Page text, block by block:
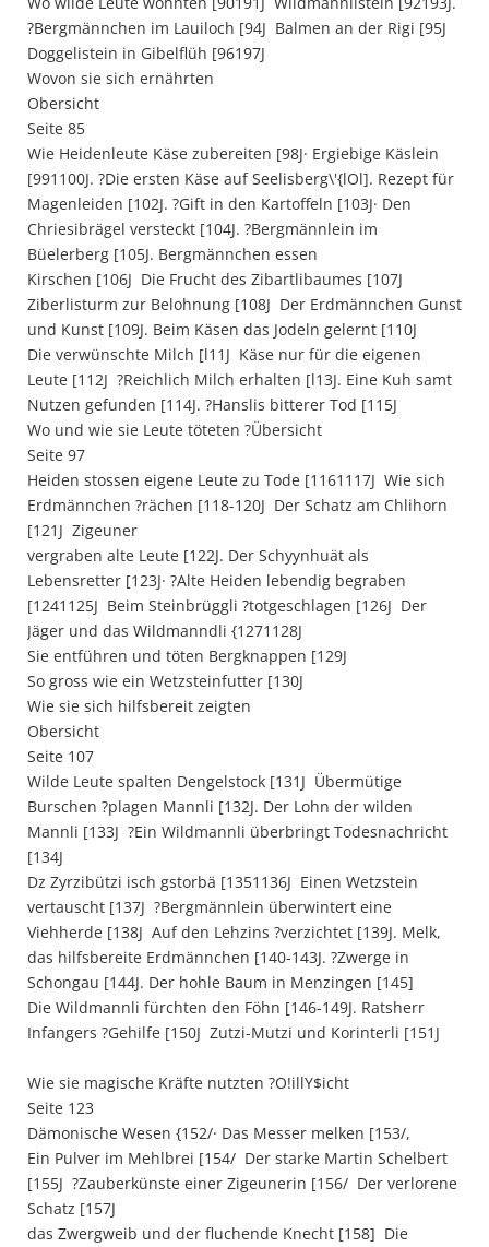
?Bergmännchen im Lauiloch [94J  Balmen an der Rigi [95J 
Doggelistein in Gibelflüh [96197J
Wovon sie sich ernährten
Obersicht
Seite 85
Wie Heidenleute Käse zubereiten [98J· Ergiebige Käslein
[991100J. ?Die ersten Käse auf Seelisberg\'{lOl]. Rezept für
Magenleiden [102J. ?Gift in den Kartoffeln [103J· Den
Chriesibrägel versteckt [104J. ?Bergmännlein im
Büelerberg [105J. Bergmännchen essen
Kirschen [106J  Die Frucht des Zibartlibaumes [107J 
Ziberlisturm zur Belohnung [108J  Der Erdmännchen Gunst
und Kunst [109J. Beim Käsen das Jodeln gelernt [110J 
Die verwünschte Milch [l11J  Käse nur für die eigenen
Leute [112J  ?Reichlich Milch erhalten [l13J. Eine Kuh samt
Nutzen gefunden [114J. ?Hanslis bitterer Tod [115J
Wo und wie sie Leute töteten ?Übersicht
Seite 97
Heiden stossen eigene Leute zu Tode [1161117J  Wie sich
Erdmännchen ?rächen [118-120J  Der Schatz am Chlihorn
[121J  Zigeuner
vergraben alte Leute [122J. Der Schyynhuät als
Lebensretter [123J· ?Alte Heiden lebendig begraben
[1241125J  Beim Steinbrüggli ?totgeschlagen [126J  Der
Jäger und das Wildmanndli {1271128J 
Sie entführen und töten Bergknappen [129J 
So gross wie ein Wetzsteinfutter [130J
Wie sie sich hilfsbereit zeigten
Obersicht
Seite 107
Wilde Leute spalten Dengelstock [131J  Übermütige
Burschen ?plagen Mannli [132J. Der Lohn der wilden
Mannli [133J  ?Ein Wildmannli überbringt Todesnachricht
[134J 
Dz Zyrzibützi isch gstorbä [1351136J  Einen Wetzstein
vertauscht [137J  ?Bergmännlein überwintert eine
Viehherde [138J  Auf den Lehzins ?verzichtet [139J. Melk,
das hilfsbereite Erdmännchen [140-143J. ?Zwerge in
Schongau [144J. Der hohle Baum in Menzingen [145] 
Die Wildmannli fürchten den Föhn [146-149J. Ratsherr
Infangers ?Gehilfe [150J  Zutzi-Mutzi und Korinterli [151J
Wie sie magische Kräfte nutzten ?O!illY$icht
Seite 123
Dämonische Wesen {152/· Das Messer melken [153/,
Ein Pulver im Mehlbrei [154/  Der starke Martin Schelbert
[155J  ?Zauberkünste einer Zigeunerin [156/  Der verlorene
Schatz [157J 
das Zwergweib und der fluchende Knecht [158]  Die